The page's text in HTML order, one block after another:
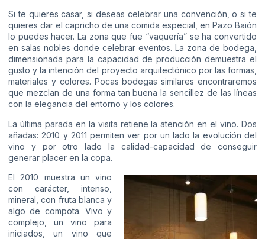
Si te quieres casar, si deseas celebrar una convención, o si te
quieres dar el capricho de una comida especial, en Pazo Baión
lo puedes hacer. La zona que fue “vaquería” se ha convertido
en salas nobles donde celebrar eventos. La zona de bodega,
dimensionada para la capacidad de producción demuestra el
gusto y la intención del proyecto arquitectónico por las formas,
materiales y colores. Pocas bodegas similares encontraremos
que mezclan de una forma tan buena la sencillez de las líneas
con la elegancia del entorno y los colores.
La última parada en la visita retiene la atención en el vino. Dos
añadas: 2010 y 2011 permiten ver por un lado la evolución del
vino y por otro lado la calidad-capacidad de conseguir
generar placer en la copa.
El 2010 muestra un vino
con carácter, intenso,
mineral, con fruta blanca y
algo de compota. Vivo y
complejo, un vino para
iniciados, un vino que